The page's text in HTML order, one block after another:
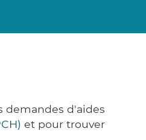
demandes d'aides
et pour trouver